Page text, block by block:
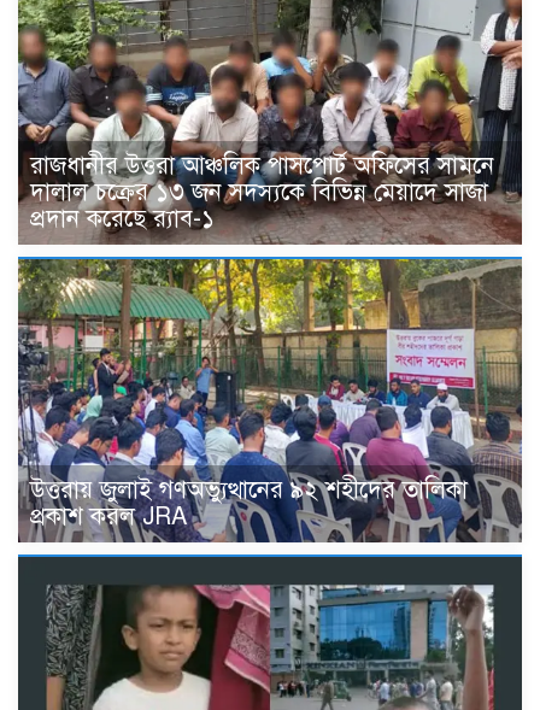
রাজধানীর উত্তরা আঞ্চলিক পাসপোর্ট অফিসের সামনে
দালাল চক্রের ১৩ জন সদস্যকে বিভিন্ন মেয়াদে সাজা
প্রদান করেছে র‌্যাব-১
উত্তরায় জুলাই গণঅভ্যুত্থানের ৯২ শহীদের তালিকা
প্রকাশ করল JRA